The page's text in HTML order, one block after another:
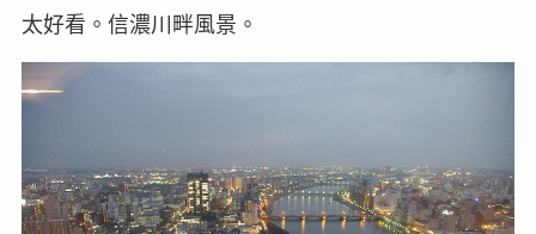
太好看。信濃川畔風景。